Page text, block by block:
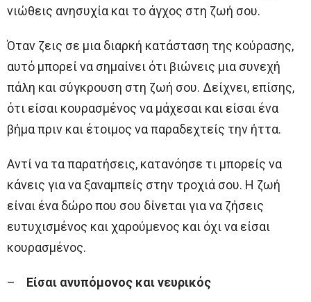
νιώθεις ανησυχία και το άγχος στη ζωή σου.
Όταν ζεις σε μια διαρκή κατάσταση της κούρασης,
αυτό μπορεί να σημαίνει ότι βιώνεις μια συνεχή
πάλη και σύγκρουση στη ζωή σου. Δείχνει, επίσης,
ότι είσαι κουρασμένος να μάχεσαι και είσαι ένα
βήμα πριν και έτοιμος να παραδεχτείς την ήττα.
Αντί να τα παρατήσεις, κατανόησε τι μπορείς να
κάνεις για να ξαναμπείς στην τροχιά σου. Η ζωή
είναι ένα δώρο που σου δίνεται για να ζήσεις
ευτυχισμένος και χαρούμενος και όχι να είσαι
κουρασμένος.
– Είσαι ανυπόμονος και νευρικός